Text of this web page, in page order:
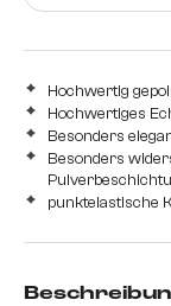
Hochwertig
Hochwertiges
Besonders
Besonders
punktelastische